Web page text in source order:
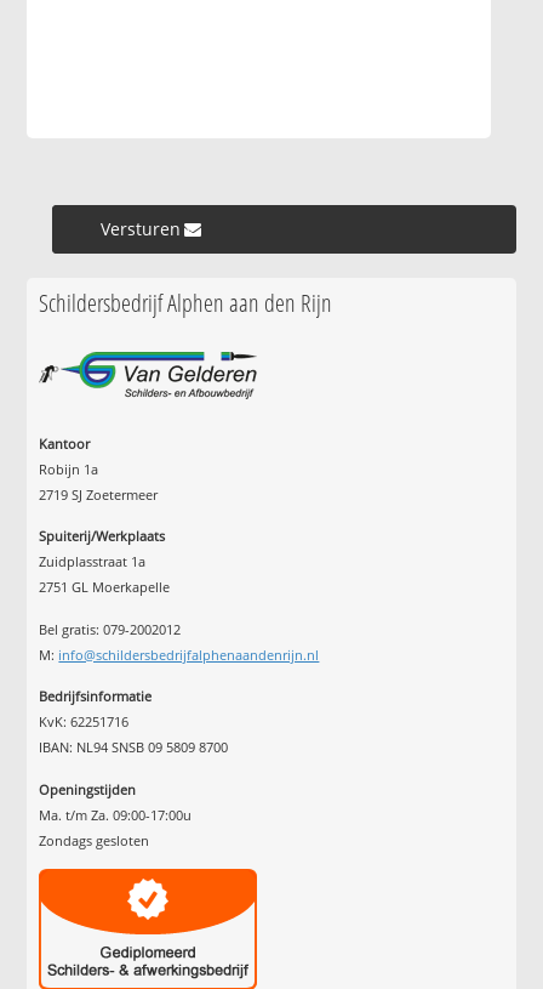
Versturen »
Schildersbedrijf Alphen aan den Rijn
Kantoor
Robijn 1a
2719 SJ Zoetermeer
Spuiterij/Werkplaats
Zuidplasstraat 1a
2751 GL Moerkapelle
Bel gratis: 079-2002012
M: info@schildersbedrijfalphenaandenrijn.nl
Bedrijfsinformatie
KvK: 62251716
IBAN: NL94 SNSB 09 5809 8700
Openingstijden
Ma. t/m Za. 09:00-17:00u
Zondags gesloten